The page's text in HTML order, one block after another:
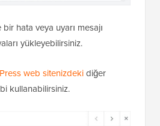
hata veya uyarı mesajı
yükleyebilirsiniz.
web sitenizdekidiğer
kullanabilirsiniz.